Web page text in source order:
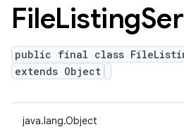
FileListing
public final class
extends Object
java.lang.Object